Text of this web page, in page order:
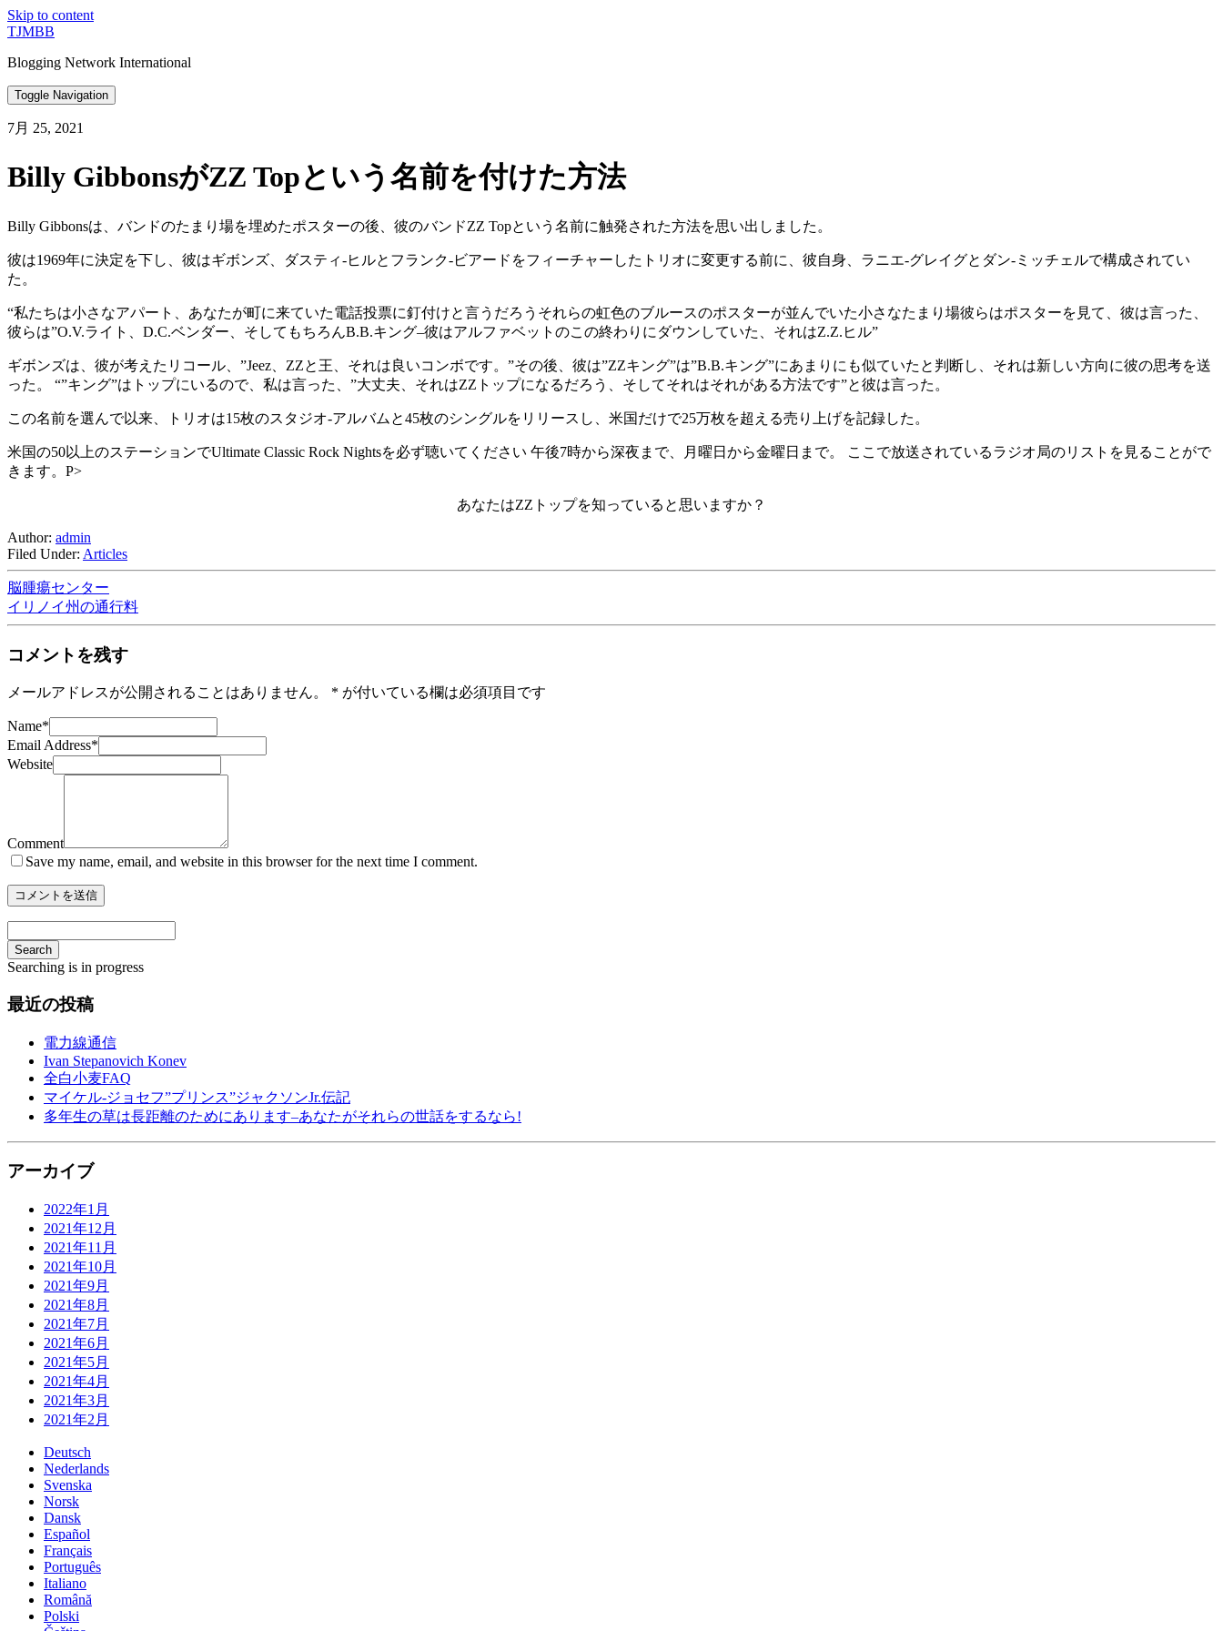
Skip to content
TJMBB
Blogging Network International
Toggle Navigation
7月 25, 2021
Billy GibbonsがZZ Topという名前を付けた方法
Billy Gibbonsは、バンドのたまり場を埋めたポスターの後、彼のバンドZZ Topという名前に触発された方法を思い出しました。
彼は1969年に決定を下し、彼はギボンズ、ダスティ-ヒルとフランク-ビアードをフィーチャーしたトリオに変更する前に、彼自身、ラニエ-グレイグとダン-ミッチェルで構成されてい
た。
“私たちは小さなアパート、あなたが町に来ていた電話投票に釘付けと言うだろうそれらの虹色のブルースのポスターが並んでいた小さなたまり場彼らはポスターを見て、彼は言った、
彼らは”O.V.ライト、D.C.ベンダー、そしてもちろんB.B.キング–彼はアルファベットのこの終わりにダウンしていた、それはZ.Z.ヒル”
ギボンズは、彼が考えたリコール、”Jeez、ZZと王、それは良いコンボです。”その後、彼は”ZZキング”は”B.B.キング”にあまりにも似ていたと判断し、それは新しい方向に彼の思考を送
った。 “”キング”はトップにいるので、私は言った、”大丈夫、それはZZトップになるだろう、そしてそれはそれがある方法です”と彼は言った。
この名前を選んで以来、トリオは15枚のスタジオ-アルバムと45枚のシングルをリリースし、米国だけで25万枚を超える売り上げを記録した。
米国の50以上のステーションでUltimate Classic Rock Nightsを必ず聴いてください 午後7時から深夜まで、月曜日から金曜日まで。 ここで放送されているラジオ局のリストを見ることがで
きます。P>
あなたはZZトップを知っていると思いますか？
Author: admin
Filed Under: Articles
脳腫瘍センター
イリノイ州の通行料
コメントを残す
メールアドレスが公開されることはありません。 * が付いている欄は必須項目です
Name*
Email Address*
Website
Comment
Save my name, email, and website in this browser for the next time I comment.
Search
Searching is in progress
最近の投稿
電力線通信
Ivan Stepanovich Konev
全白小麦FAQ
マイケル-ジョセフ”プリンス”ジャクソンJr.伝記
多年生の草は長距離のためにあります–あなたがそれらの世話をするなら!
アーカイブ
2022年1月
2021年12月
2021年11月
2021年10月
2021年9月
2021年8月
2021年7月
2021年6月
2021年5月
2021年4月
2021年3月
2021年2月
Deutsch
Nederlands
Svenska
Norsk
Dansk
Español
Français
Português
Italiano
Română
Polski